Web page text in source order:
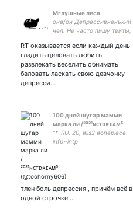
Мглушные леса
она/он Депрессивненький
чел. Не часто пишу твиты,
забавного и не очень.
Рисую тут:
RT оказывается если каждый день
гладить целовать любить
развлекать веселить обнимать
баловать ласкать свою девчонку
депресси…
100 дней шугар мамми
марка ли /²⁰²¹ɴᴄᴛᴅʀᴇᴀᴍ⁵
ᵔᵜᵔ RU, 20, #lis2 #onepiece
infp~intp
тлен боль депрессия , причём всё в
одной строчке ....